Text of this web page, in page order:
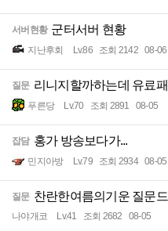
서버현황 군터서버 현황
지난후회 Lv.86 조회 2142 08-06
질문 리니지할까하는데 유료
푸른당 Lv.70 조회 2891 08-05
잡담 홍가 방송보다가...
민지아방 Lv.79 조회 2934 08-05
질문 찬란한여름의기운 질문
나야개코 Lv.41 조회 2682 08-05